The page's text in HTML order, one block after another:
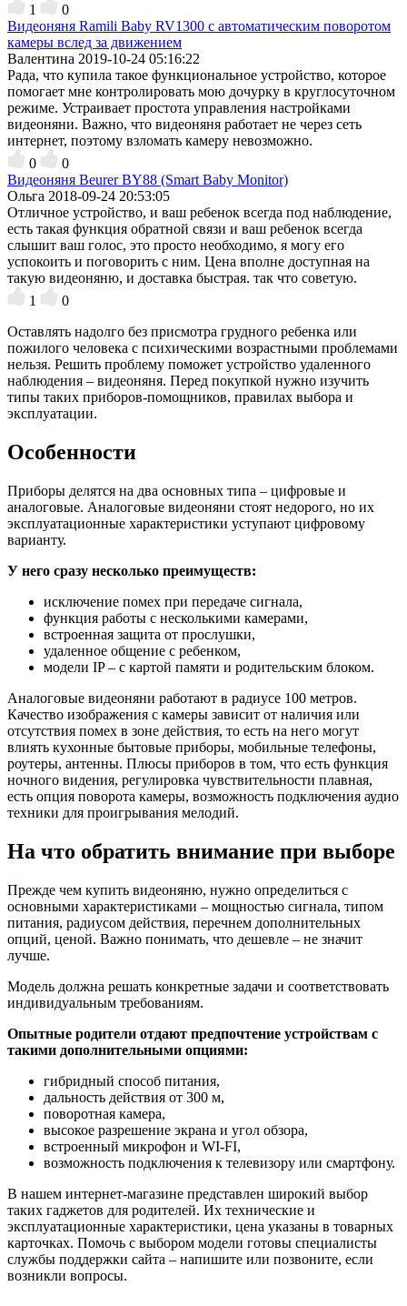
1
0
Видеоняня Ramili Baby RV1300 с автоматическим поворотом
камеры вслед за движением
Валентина 2019-10-24 05:16:22
Рада, что купила такое функциональное устройство, которое
помогает мне контролировать мою дочурку в круглосуточном
режиме. Устраивает простота управления настройками
видеоняни. Важно, что видеоняня работает не через сеть
интернет, поэтому взломать камеру невозможно.
0
0
Видеоняня Beurer BY88 (Smart Baby Monitor)
Ольга 2018-09-24 20:53:05
Отличное устройство, и ваш ребенок всегда под наблюдение,
есть такая функция обратной связи и ваш ребенок всегда
слышит ваш голос, это просто необходимо, я могу его
успокоить и поговорить с ним. Цена вполне доступная на
такую видеоняню, и доставка быстрая. так что советую.
1
0
Оставлять надолго без присмотра грудного ребенка или
пожилого человека с психическими возрастными проблемами
нельзя. Решить проблему поможет устройство удаленного
наблюдения – видеоняня. Перед покупкой нужно изучить
типы таких приборов-помощников, правилах выбора и
эксплуатации.
Особенности
Приборы делятся на два основных типа – цифровые и
аналоговые. Аналоговые видеоняни стоят недорого, но их
эксплуатационные характеристики уступают цифровому
варианту.
У него сразу несколько преимуществ:
исключение помех при передаче сигнала,
функция работы с несколькими камерами,
встроенная защита от прослушки,
удаленное общение с ребенком,
модели IP – с картой памяти и родительским блоком.
Аналоговые видеоняни работают в радиусе 100 метров.
Качество изображения с камеры зависит от наличия или
отсутствия помех в зоне действия, то есть на него могут
влиять кухонные бытовые приборы, мобильные телефоны,
роутеры, антенны. Плюсы приборов в том, что есть функция
ночного видения, регулировка чувствительности плавная,
есть опция поворота камеры, возможность подключения аудио
техники для проигрывания мелодий.
На что обратить внимание при выборе
Прежде чем купить видеоняню, нужно определиться с
основными характеристиками – мощностью сигнала, типом
питания, радиусом действия, перечнем дополнительных
опций, ценой. Важно понимать, что дешевле – не значит
лучше.
Модель должна решать конкретные задачи и соответствовать
индивидуальным требованиям.
Опытные родители отдают предпочтение устройствам с
такими дополнительными опциями:
гибридный способ питания,
дальность действия от 300 м,
поворотная камера,
высокое разрешение экрана и угол обзора,
встроенный микрофон и WI-FI,
возможность подключения к телевизору или смартфону.
В нашем интернет-магазине представлен широкий выбор
таких гаджетов для родителей. Их технические и
эксплуатационные характеристики, цена указаны в товарных
карточках. Помочь с выбором модели готовы специалисты
службы поддержки сайта – напишите или позвоните, если
возникли вопросы.